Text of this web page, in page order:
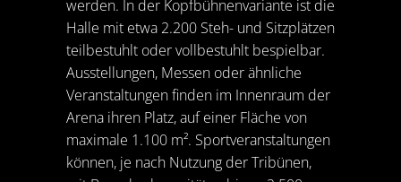
werden. In der Kopfbühnenvariante ist die
Halle mit etwa 2.200 Steh- und Sitzplätzen
teilbestuhlt oder vollbestuhlt bespielbar.
Ausstellungen, Messen oder ähnliche
Veranstaltungen finden im Innenraum der
Arena ihren Platz, auf einer Fläche von
maximale 1.100 m². Sportveranstaltungen
können, je nach Nutzung der Tribünen,